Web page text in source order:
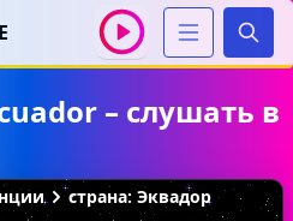
– слушать в
страна: Эквадор